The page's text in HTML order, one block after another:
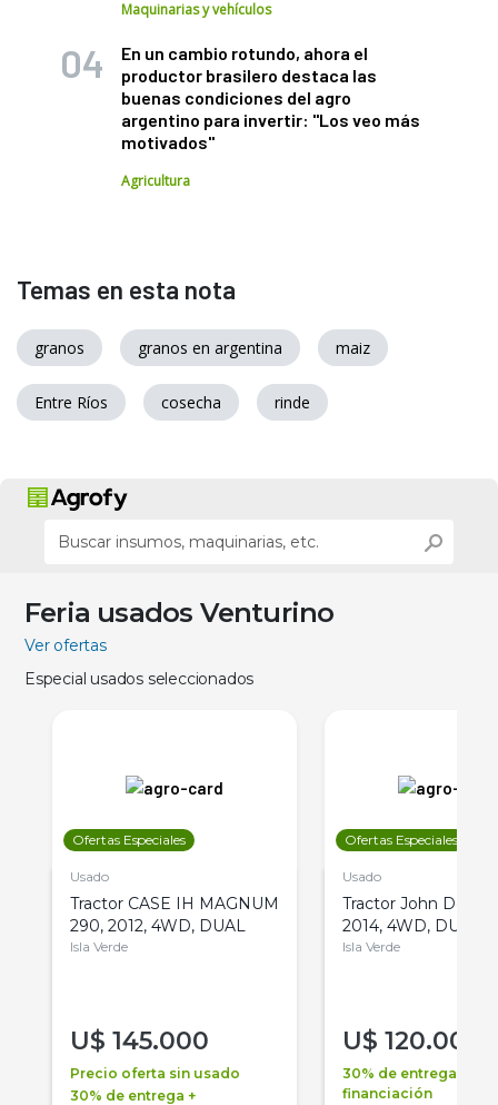
Maquinarias y vehículos
En un cambio rotundo, ahora el
productor brasilero destaca las
buenas condiciones del agro
argentino para invertir: "Los veo más
motivados"
Agricultura
Temas en esta nota
granos granos en argentina maiz
Entre Ríos cosecha rinde
Feria usados Venturino
Ver ofertas
Especial usados seleccionados
Ofertas Especiales
Usado
Tractor CASE IH MAGNUM
290, 2012, 4WD, DUAL
Isla Verde
U$ 145.000
Precio oferta sin usado
30% de entrega +
Ofertas Especiales
Usado
Tractor John Deere
2014, 4WD, DUAL
Isla Verde
U$ 120.000
30% de entrega +
financiación